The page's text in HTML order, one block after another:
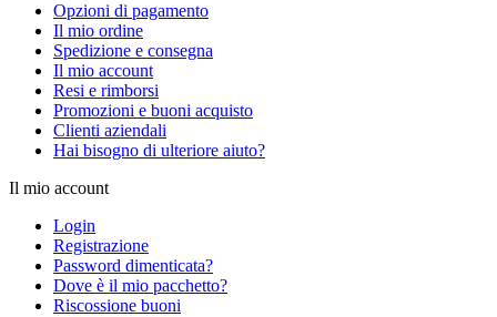
Opzioni di pagamento
Il mio ordine
Spedizione e consegna
Il mio account
Resi e rimborsi
Promozioni e buoni acquisto
Clienti aziendali
Hai bisogno di ulteriore aiuto?
Il mio account
Login
Registrazione
Password dimenticata?
Dove è il mio pacchetto?
Riscossione buoni